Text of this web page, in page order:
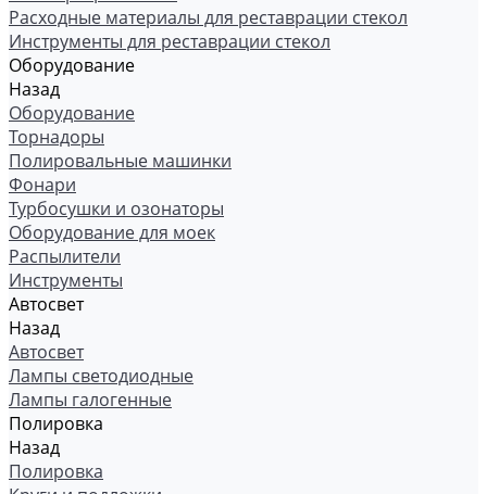
Расходные материалы для реставрации стекол
Инструменты для реставрации стекол
Оборудование
Назад
Оборудование
Торнадоры
Полировальные машинки
Фонари
Турбосушки и озонаторы
Оборудование для моек
Распылители
Инструменты
Автосвет
Назад
Автосвет
Лампы светодиодные
Лампы галогенные
Полировка
Назад
Полировка